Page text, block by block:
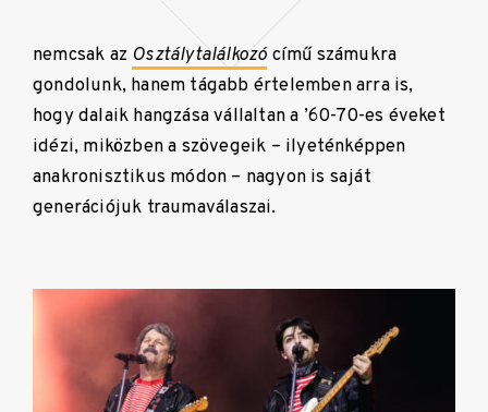
nemcsak az Osztálytalálkozócímű számukra
gondolunk, hanem tágabb értelemben arra is,
hogy dalaik hangzása vállaltan a ’60-70-es éveket
idézi, miközben a szövegeik – ilyeténképpen
anakronisztikus módon – nagyon is saját
generációjuk traumaválaszai.